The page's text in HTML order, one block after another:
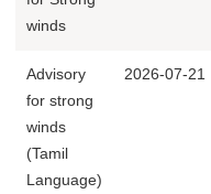
winds
Advisory
for strong
winds
(Tamil
Language)
2026-07-21